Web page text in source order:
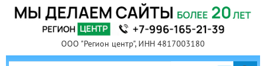
ООО "Регион центр", ИНН 4817003180